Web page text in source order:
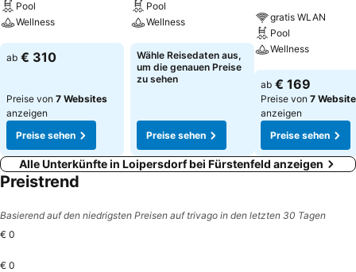
Pool
Wellness
Preise sehen
ab € 310
Preise von 7 Websites
anzeigen
Preise sehen
Pool
Wellness
Preise sehen
Wähle Reisedaten aus,
um die genauen Preise
zu sehen
Preise sehen
gratis WLAN
Pool
Wellness
Preise sehen
ab € 169
Preise von 7
anzeigen
Preise sehen
Alle Unterkünfte in Loipersdorf bei Fürstenfeld anzeigen
Preistrend
Basierend auf den niedrigsten Preisen auf trivago in den letzten 30 Tagen
€ 0
€ 0